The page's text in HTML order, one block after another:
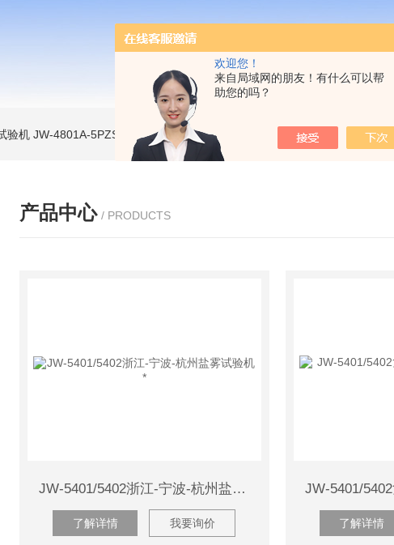
欢迎您！
来自局域网的朋友！有什么可以帮
助您的吗？
验机 JW-4801A-5PZSH膨胀水壶全自动爆破试验台 JW-2204B-204低温试验箱
产品中心 / PRODUCTS
JW-5401/5402浙江-宁波-杭州盐雾试验机*
了解详情 我要询价 了解详情